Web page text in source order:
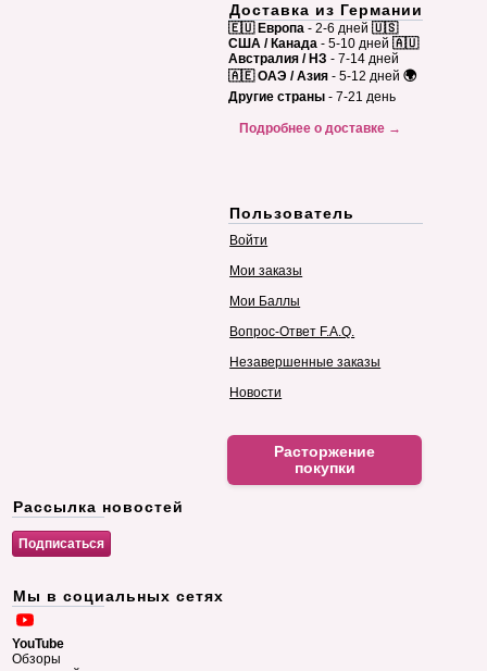
Доставка из Германии
🇪🇺 Европа - 2-6 дней 🇺🇸
США / Канада - 5-10 дней 🇦🇺
Австралия / НЗ - 7-14 дней
🇦🇪 ОАЭ / Азия - 5-12 дней 🌍
Другие страны - 7-21 день
Подробнее о доставке →
Пользователь
Войти
Мои заказы
Мои Баллы
Вопрос-Ответ F.A.Q.
Незавершенные заказы
Новости
Расторжение
покупки
Рассылка новостей
Мы в социальных сетях
YouTube
Обзоры